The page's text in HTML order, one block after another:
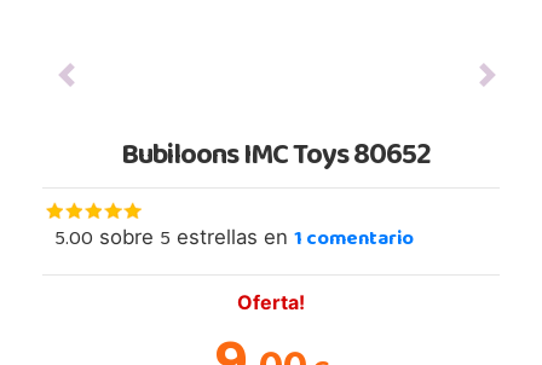
Previous Next
Bubiloons IMC Toys 80652
5.00 sobre 5 estrellas en 1comentario
Oferta!